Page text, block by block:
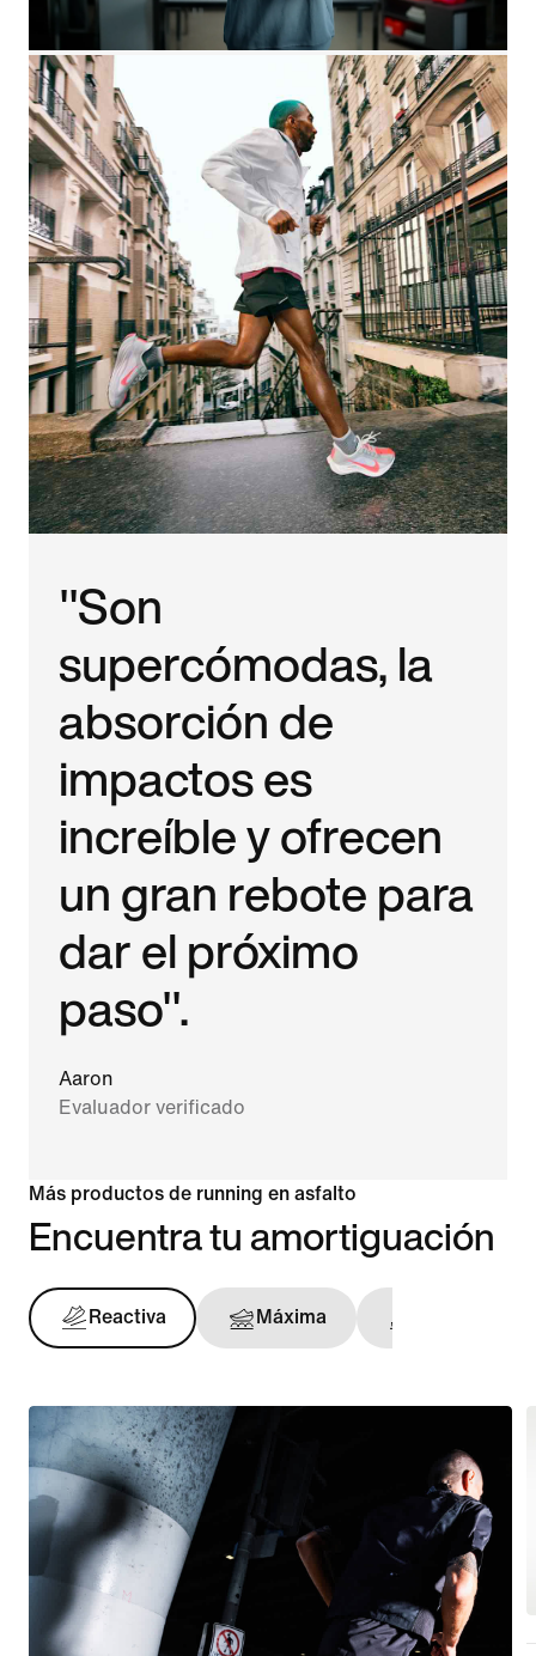
"Son
supercómodas, la
absorción de
impactos es
increíble y ofrecen
un gran rebote para
dar el próximo
paso".
Aaron
Evaluador verificado
Más productos de running en asfalto
Encuentra tu amortiguación
Reactiva Máxima